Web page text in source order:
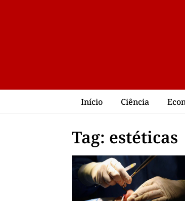
Início Ciência
Tag: estéticas